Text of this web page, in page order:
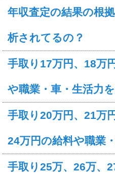
年収査定の結果の根
析されてるの？
手取り17万円、18万
や職業・車・生活力を
手取り20万円、21万
24万円の給料や職業
手取り25万、26万、